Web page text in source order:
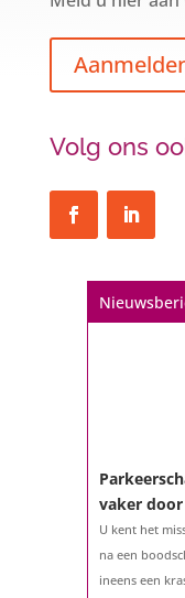
Volg ons
vaker door
U kent het
na een
ineens een